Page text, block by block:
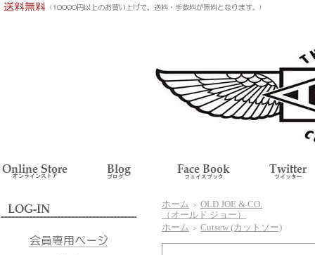
ホーム ＞ OLD JOE & CO.
（オールド ジョー）
ホーム ＞ Cutsew (カットソー)